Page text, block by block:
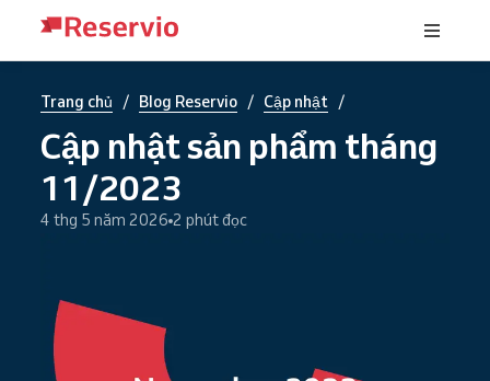
Trang chủ / Blog Reservio / Cập nhật /
Cập nhật sản phẩm tháng
11/2023
4 thg 5 năm 2026 2 phút đọc